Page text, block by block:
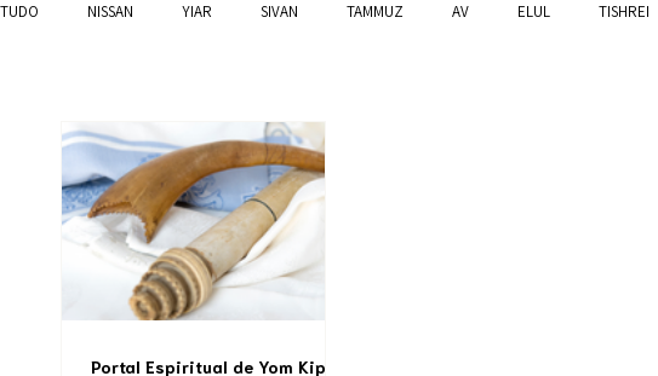
TUDO NISSAN YIAR SIVAN TAMMUZ AV ELUL TISHREI
Portal Espiritual de Yom Kippur